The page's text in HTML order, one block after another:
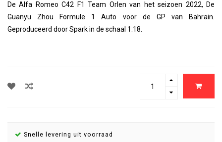
De Alfa Romeo C42 F1 Team Orlen van het seizoen 2022, De
Guanyu Zhou Formule 1 Auto voor de GP van Bahrain.
Geproduceerd door Spark in de schaal 1:18.
Snelle levering uit voorraad